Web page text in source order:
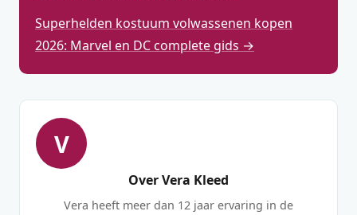
Superhelden kostuum volwassenen kopen
2026: Marvel en DC complete gids →
V
Over Vera Kleed
Vera heeft meer dan 12 jaar ervaring in de